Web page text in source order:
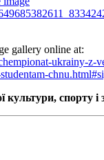
gallery online at:
ukrainy-z-
культури, спорту і